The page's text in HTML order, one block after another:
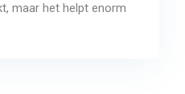
maar het helpt enorm